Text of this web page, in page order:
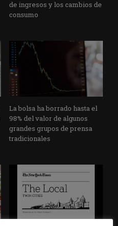
de ingresos y los cambios de
consumo
La bolsa ha borrado hasta el
98% del valor de algunos
grandes grupos de prensa
tradicionales